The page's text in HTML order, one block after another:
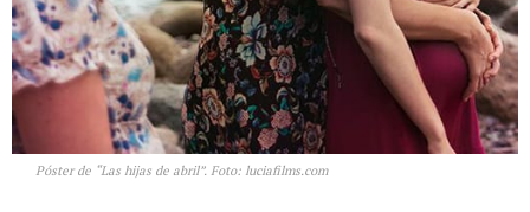
Póster de “Las hijas de abril”. Foto: luciafilms.com